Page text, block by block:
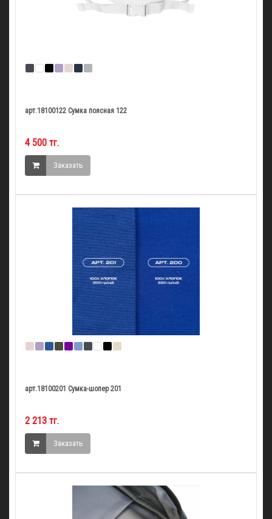
арт.18100122 Сумка поясная 122
4 500 тг.
Заказать
арт.18100201 Сумка-шопер 201
2 213 тг.
Заказать